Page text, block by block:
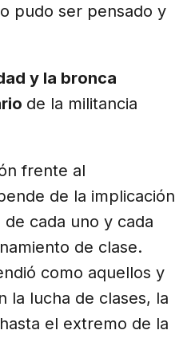
pudo ser pensado y
y la bronca
de la militancia
frente al
de la implicación
cada uno y cada
de clase.
como aquellos y
la lucha de clases, la
el extremo de la